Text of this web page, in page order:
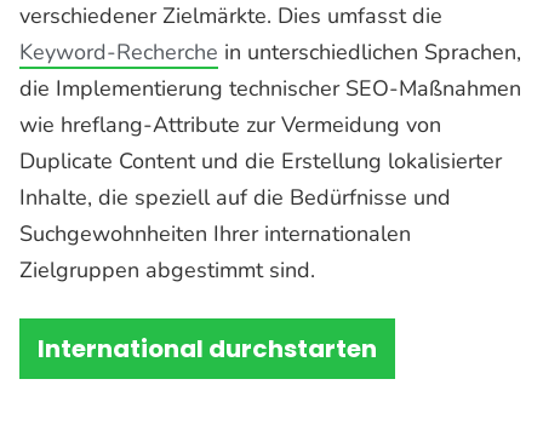
verschiedener Zielmärkte. Dies umfasst die
Keyword-Recherche in unterschiedlichen Sprachen,
die Implementierung technischer SEO-Maßnahmen
wie hreflang-Attribute zur Vermeidung von
Duplicate Content und die Erstellung lokalisierter
Inhalte, die speziell auf die Bedürfnisse und
Suchgewohnheiten Ihrer internationalen
Zielgruppen abgestimmt sind.
International durchstarten